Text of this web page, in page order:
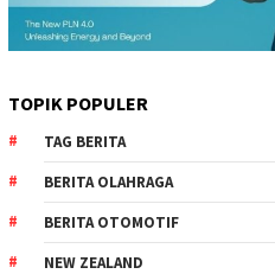
TOPIK POPULER
TAG BERITA
BERITA OLAHRAGA
BERITA OTOMOTIF
NEW ZEALAND